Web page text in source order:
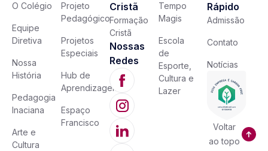
O Colégio
Equipe
Diretiva
Nossa
História
Pedagogia
Inaciana
Arte e
Cultura
Projeto
Pedagógico
Projetos
Especiais
Hub de
Aprendizagem
Espaço
Francisco
Cristã
Formação
Cristã
Nossas
Redes
Tempo
Magis
Escola
de
Esporte,
Cultura e
Lazer
Rápido
Admissão
Contato
Notícias
Voltar
ao topo